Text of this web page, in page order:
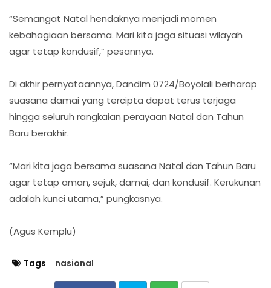
“Semangat Natal hendaknya menjadi momen
kebahagiaan bersama. Mari kita jaga situasi wilayah
agar tetap kondusif,” pesannya.
Di akhir pernyataannya, Dandim 0724/Boyolali berharap
suasana damai yang tercipta dapat terus terjaga
hingga seluruh rangkaian perayaan Natal dan Tahun
Baru berakhir.
“Mari kita jaga bersama suasana Natal dan Tahun Baru
agar tetap aman, sejuk, damai, dan kondusif. Kerukunan
adalah kunci utama,” pungkasnya.
(Agus Kemplu)
Tags nasional